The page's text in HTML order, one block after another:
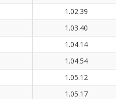
1.02.39
1.03.40
1.04.14
1.04.54
1.05.12
1.05.17